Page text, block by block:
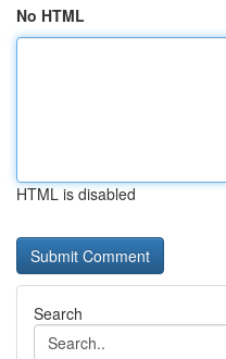
No HTML
HTML is disabled
Search